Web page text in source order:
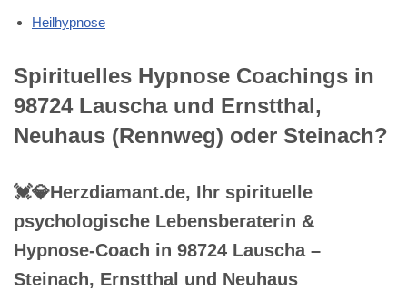
Heilhypnose
Spirituelles Hypnose Coachings in
98724 Lauscha und Ernstthal,
Neuhaus (Rennweg) oder Steinach?
💓️💎Herzdiamant.de, Ihr spirituelle
psychologische Lebensberaterin &
Hypnose-Coach in 98724 Lauscha –
Steinach, Ernstthal und Neuhaus